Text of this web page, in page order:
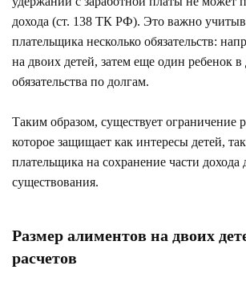
дохода (ст. 138 ТК РФ). Это важно
плательщика несколько обязательств:
на двоих детей, затем еще один ребенок в
обязательства по долгам.
Таким образом, существует ограничение
которое защищает как интересы детей,
плательщика на сохранение части дохода
существования.
Размер алиментов на двоих
расчетов